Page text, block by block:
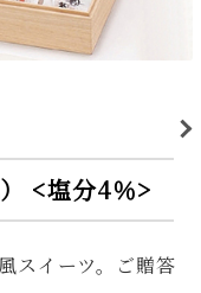
>
<塩分4％>
スイーツ。ご贈答